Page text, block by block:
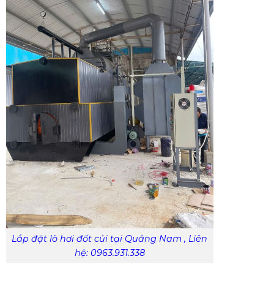
Lắp đặt lò hơi đốt củi tại Quảng Nam , Liên
hệ: 0963.931.338